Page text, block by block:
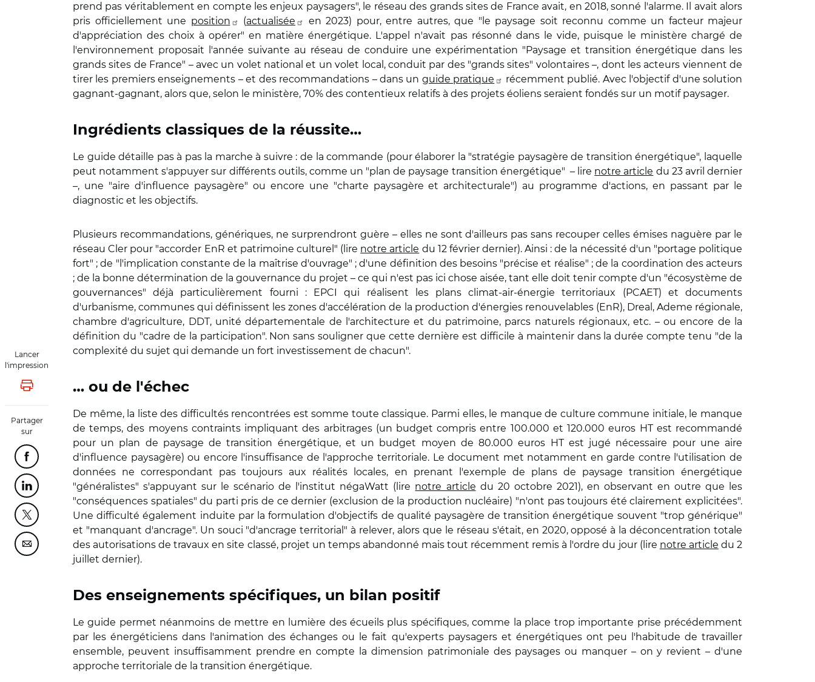
Lancer
l'impression
Lancer l'impression
Partager
sur
Partager cette page sur Facebook
Partager cette page sur Linkedin
Partager cette page sur Twitter
Partager cette page sur Courriel
prend pas véritablement en compte les enjeux paysagers", le réseau des grands sites de France avait, en 2018, sonné l'alarme. Il avait alors
pris officiellement une position (actualisée
en 2023) pour, entre autres, que "le paysage soit reconnu comme un facteur majeur
d'appréciation des choix à opérer" en matière énergétique. L'appel n'avait pas résonné dans le vide, puisque le ministère chargé de
l'environnement proposait l'année suivante au réseau de conduire une expérimentation "Paysage et transition énergétique dans les
grands sites de France" – avec un volet national et un volet local, conduit par des "grands sites" volontaires –, dont les acteurs viennent de
tirer les premiers enseignements – et des recommandations – dans un guide pratique
récemment publié. Avec l'objectif d'une solution
gagnant-gagnant, alors que, selon le ministère, 70% des contentieux relatifs à des projets éoliens seraient fondés sur un motif paysager.
Ingrédients classiques de la réussite…
Le guide détaille pas à pas la marche à suivre : de la commande (pour élaborer la "stratégie paysagère de transition énergétique", laquelle
peut notamment s'appuyer sur différents outils, comme un "plan de paysage transition énergétique" – lire notre article du 23 avril dernier
–, une "aire d'influence paysagère" ou encore une "charte paysagère et architecturale") au programme d'actions, en passant par le
diagnostic et les objectifs.
Plusieurs recommandations, génériques, ne surprendront guère – elles ne sont d'ailleurs pas sans recouper celles émises naguère par le
réseau Cler pour "accorder EnR et patrimoine culturel" (lire notre article du 12 février dernier). Ainsi : de la nécessité d'un "portage politique
fort" ; de "l'implication constante de la maîtrise d'ouvrage" ; d'une définition des besoins "précise et réalise" ; de la coordination des acteurs
; de la bonne détermination de la gouvernance du projet – ce qui n'est pas ici chose aisée, tant elle doit tenir compte d'un "écosystème de
gouvernances" déjà particulièrement fourni : EPCI qui réalisent les plans climat-air-énergie territoriaux (PCAET) et documents
d'urbanisme, communes qui définissent les zones d'accélération de la production d'énergies renouvelables (EnR), Dreal, Ademe régionale,
chambre d'agriculture, DDT, unité départementale de l'architecture et du patrimoine, parcs naturels régionaux, etc. – ou encore de la
définition du "cadre de la participation". Non sans souligner que cette dernière est difficile à maintenir dans la durée compte tenu "de la
complexité du sujet qui demande un fort investissement de chacun".
… ou de l'échec
De même, la liste des difficultés rencontrées est somme toute classique. Parmi elles, le manque de culture commune initiale, le manque
de temps, des moyens contraints impliquant des arbitrages (un budget compris entre 100.000 et 120.000 euros HT est recommandé
pour un plan de paysage de transition énergétique, et un budget moyen de 80.000 euros HT est jugé nécessaire pour une aire
d'influence paysagère) ou encore l'insuffisance de l'approche territoriale. Le document met notamment en garde contre l'utilisation de
données ne correspondant pas toujours aux réalités locales, en prenant l'exemple de plans de paysage transition énergétique
"généralistes" s'appuyant sur le scénario de l'institut négaWatt (lire notre article du 20 octobre 2021), en observant en outre que les
"conséquences spatiales" du parti pris de ce dernier (exclusion de la production nucléaire) "n'ont pas toujours été clairement explicitées".
Une difficulté également induite par la formulation d'objectifs de qualité paysagère de transition énergétique souvent "trop générique"
et "manquant d'ancrage". Un souci "d'ancrage territorial" à relever, alors que le réseau s'était, en 2020, opposé à la déconcentration totale
des autorisations de travaux en site classé, projet un temps abandonné mais tout récemment remis à l'ordre du jour (lire notre article du 2
juillet dernier).
Des enseignements spécifiques, un bilan positif
Le guide permet néanmoins de mettre en lumière des écueils plus spécifiques, comme la place trop importante prise précédemment
par les énergéticiens dans l'animation des échanges ou le fait qu'experts paysagers et énergétiques ont peu l'habitude de travailler
ensemble, peuvent insuffisamment prendre en compte la dimension patrimoniale des paysages ou manquer – on y revient – d'une
approche territoriale de la transition énergétique.